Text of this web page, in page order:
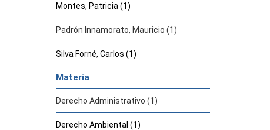
Montes, Patricia (1)
Padrón Innamorato, Mauricio (1)
Silva Forné, Carlos (1)
Materia
Derecho Administrativo (1)
Derecho Ambiental (1)